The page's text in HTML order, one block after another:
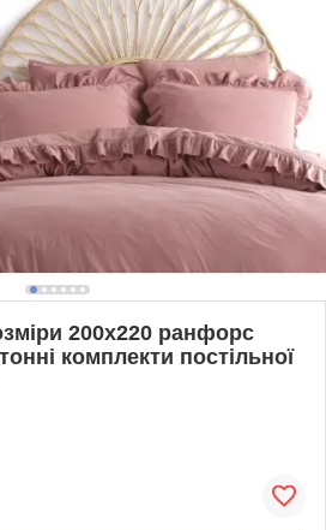
200х220 ранфорс
комплекти постільної